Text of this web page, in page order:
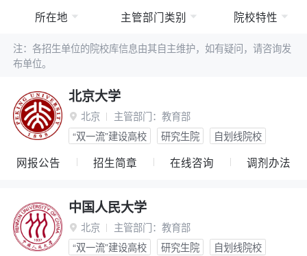
所在地 主管部门类别 院校特性
注：各招生单位的院校库信息由其自主维护，如有疑问，请咨询发
布单位。
北京大学
 北京 主管部门： 教育部
“双一流”建设高校
研究生院 自划线院校
网报公告 招生简章 在线咨询 调剂办法
中国人民大学
 北京 主管部门： 教育部
“双一流”建设高校
研究生院 自划线院校